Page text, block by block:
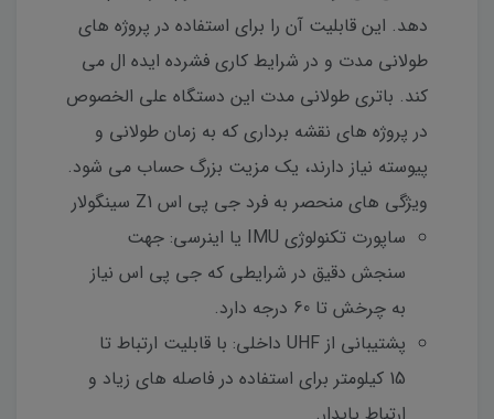
دهد. این قابلیت آن را برای استفاده در پروژه های
طولانی مدت و در شرایط کاری فشرده ایده ال می
کند. باتری طولانی مدت این دستگاه علی الخصوص
در پروژه های نقشه برداری که به زمان طولانی و
پیوسته نیاز دارند، یک مزیت بزرگ حساب می شود.
ویژگی های منحصر به فرد جی پی اس Z1 سینگولار
ساپورت تکنولوژی IMU یا اینرسی: جهت
سنجش دقیق در شرایطی که جی پی اس نیاز
به چرخش تا 60 درجه دارد.
پشتیبانی از UHF داخلی: با قابلیت ارتباط تا
15 کیلومتر برای استفاده در فاصله های زیاد و